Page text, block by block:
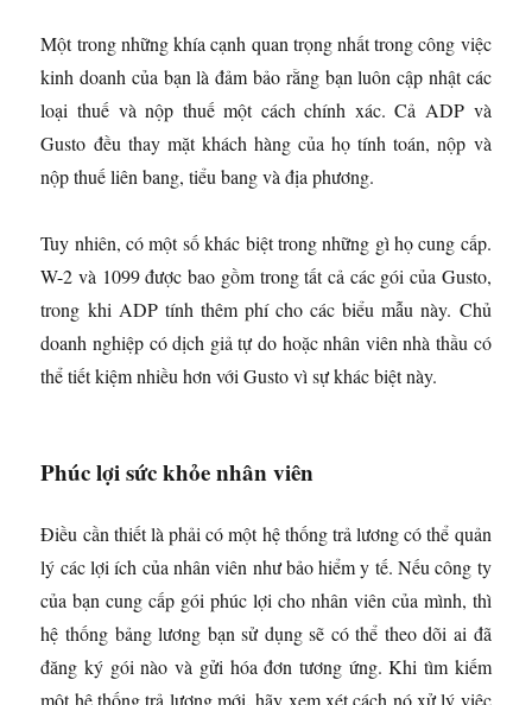
Một trong những khía cạnh quan trọng nhất trong công việc
kinh doanh của bạn là đảm bảo rằng bạn luôn cập nhật các
loại thuế và nộp thuế một cách chính xác. Cả ADP và
Gusto đều thay mặt khách hàng của họ tính toán, nộp và
nộp thuế liên bang, tiểu bang và địa phương.
Tuy nhiên, có một số khác biệt trong những gì họ cung cấp.
W-2 và 1099 được bao gồm trong tất cả các gói của Gusto,
trong khi ADP tính thêm phí cho các biểu mẫu này. Chủ
doanh nghiệp có dịch giả tự do hoặc nhân viên nhà thầu có
thể tiết kiệm nhiều hơn với Gusto vì sự khác biệt này.
Phúc lợi sức khỏe nhân viên
Điều cần thiết là phải có một hệ thống trả lương có thể quản
lý các lợi ích của nhân viên như bảo hiểm y tế. Nếu công ty
của bạn cung cấp gói phúc lợi cho nhân viên của mình, thì
hệ thống bảng lương bạn sử dụng sẽ có thể theo dõi ai đã
đăng ký gói nào và gửi hóa đơn tương ứng. Khi tìm kiếm